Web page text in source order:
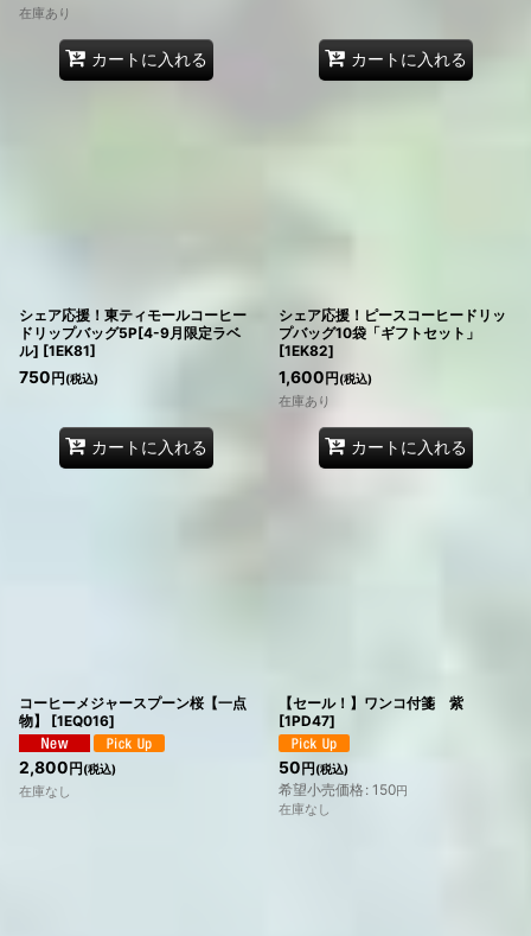
在庫あり
カートに入れる カートに入れる
シェア応援！東ティモールコーヒー
ドリップバッグ5P[4-9月限定ラベ
ル] [1EK81]
750円(税込)
カートに入れる
シェア応援！ピースコーヒードリッ
プバッグ10袋「ギフトセット」
[1EK82]
1,600円(税込)
在庫あり
カートに入れる
コーヒーメジャースプーン桜【一点
物】
[1EQ016]
2,800円(税込)
在庫なし
【セール！】ワンコ付箋 紫
[1PD47]
50円(税込)
希望小売価格 : 150円
在庫なし